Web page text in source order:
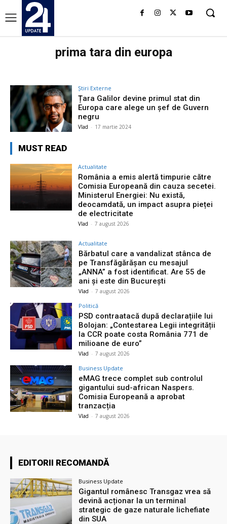
prima tara din europa
Știri Externe
Țara Galilor devine primul stat din
Europa care alege un șef de Guvern
negru
Vlad - 17 martie 2024
MUST READ
Actualitate
România a emis alertă timpurie către
Comisia Europeană din cauza secetei.
Ministerul Energiei: Nu există,
deocamdată, un impact asupra pieței
de electricitate
Vlad - 7 august 2026
Actualitate
Bărbatul care a vandalizat stânca de
pe Transfăgărășan cu mesajul
„ANNA” a fost identificat. Are 55 de
ani și este din București
Vlad - 7 august 2026
Politică
PSD contraatacă după declarațiile lui
Bolojan: „Contestarea Legii integrității
la CCR poate costa România 771 de
milioane de euro”
Vlad - 7 august 2026
Business Update
eMAG trece complet sub controlul
gigantului sud-african Naspers.
Comisia Europeană a aprobat
tranzacția
Vlad - 7 august 2026
EDITORII RECOMANDĂ
Business Update
Gigantul românesc Transgaz vrea să
devină acționar la un terminal
strategic de gaze naturale lichefiate
din SUA